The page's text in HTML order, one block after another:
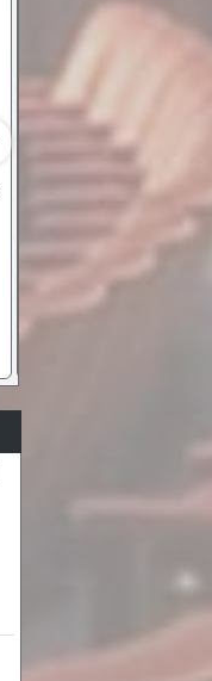
Teac PD-301DAB-X CD
afspiller med FM (USB og
Fra 3.399,00